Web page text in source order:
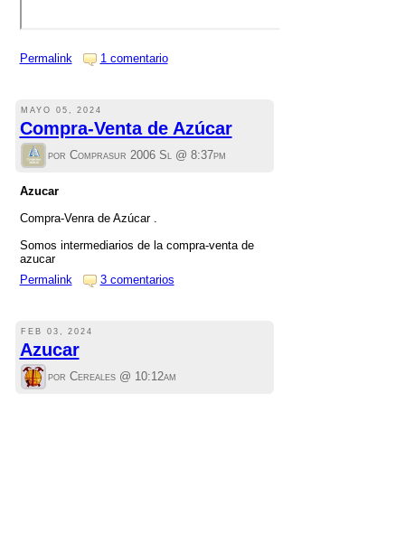
Permalink 1 comentario
MAYO 05, 2024
Compra-Venta de Azúcar
por Comprasur 2006 Sl @ 8:37pm
Azucar
Compra-Venra de Azúcar .
Somos intermediarios de la compra-venta de
azucar
Permalink
3 comentarios
FEB 03, 2024
Azucar
por Cereales @ 10:12am